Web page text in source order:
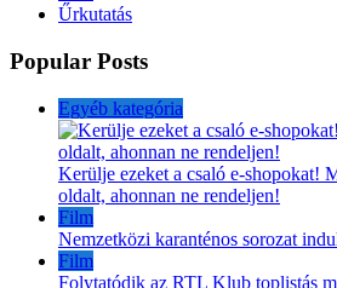
Űrkutatás
Popular Posts
Egyéb kategória
Kerülje ezeket a csaló e-shopokat!
oldalt, ahonnan ne rendeljen!
Film
Nemzetközi karanténos sorozat
Film
Folytatódik az RTL Klub toplistás